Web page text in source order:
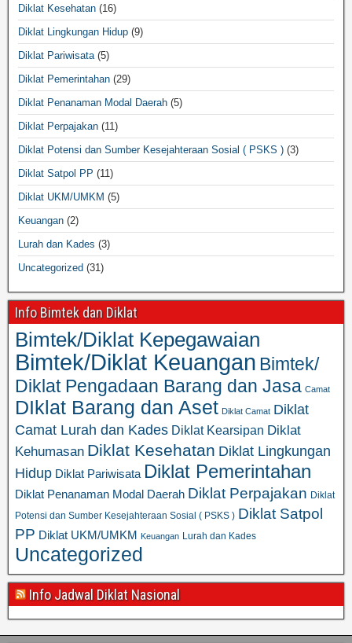
Diklat Kesehatan (16)
Diklat Lingkungan Hidup (9)
Diklat Pariwisata (5)
Diklat Pemerintahan (29)
Diklat Penanaman Modal Daerah (5)
Diklat Perpajakan (11)
Diklat Potensi dan Sumber Kesejahteraan Sosial ( PSKS ) (3)
Diklat Satpol PP (11)
Diklat UKM/UMKM (5)
Keuangan (2)
Lurah dan Kades (3)
Uncategorized (31)
Info Bimtek dan Diklat
Bimtek/Diklat Kepegawaian
Bimtek/Diklat Keuangan Bimtek/
Diklat Pengadaan Barang dan Jasa Camat
DIklat Barang dan Aset Diklat Camat Diklat
Camat Lurah dan Kades Diklat Kearsipan Diklat
Kehumasan Diklat Kesehatan Diklat Lingkungan
Hidup Diklat Pariwisata Diklat Pemerintahan
Diklat Penanaman Modal Daerah Diklat Perpajakan Diklat
Potensi dan Sumber Kesejahteraan Sosial ( PSKS ) Diklat Satpol
PP Diklat UKM/UMKM Keuangan Lurah dan Kades
Uncategorized
Info Jadwal Diklat Nasional